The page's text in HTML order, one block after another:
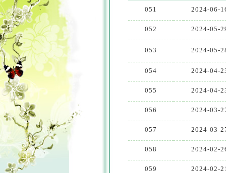
051 2024-06-
052 2024-05-
053 2024-05-
054 2024-04-
055 2024-04-
056 2024-03-
057 2024-03-
058 2024-02-
059 2024-02-